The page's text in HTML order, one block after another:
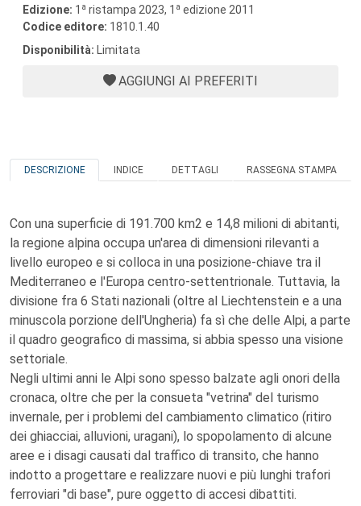
Edizione: 1 a ristampa 2023, 1 a edizione 2011
Codice editore: 1810.1.40
Disponibilità: Limitata
AGGIUNGI AI PREFERITI
DESCRIZIONE INDICE DETTAGLI RASSEGNA STAMPA
Con una superficie di 191.700 km2 e 14,8 milioni di abitanti,
la regione alpina occupa un'area di dimensioni rilevanti a
livello europeo e si colloca in una posizione-chiave tra il
Mediterraneo e l'Europa centro-settentrionale. Tuttavia, la
divisione fra 6 Stati nazionali (oltre al Liechtenstein e a una
minuscola porzione dell'Ungheria) fa sì che delle Alpi, a parte
il quadro geografico di massima, si abbia spesso una visione
settoriale.
Negli ultimi anni le Alpi sono spesso balzate agli onori della
cronaca, oltre che per la consueta "vetrina" del turismo
invernale, per i problemi del cambiamento climatico (ritiro
dei ghiacciai, alluvioni, uragani), lo spopolamento di alcune
aree e i disagi causati dal traffico di transito, che hanno
indotto a progettare e realizzare nuovi e più lunghi trafori
ferroviari "di base", pure oggetto di accesi dibattiti.